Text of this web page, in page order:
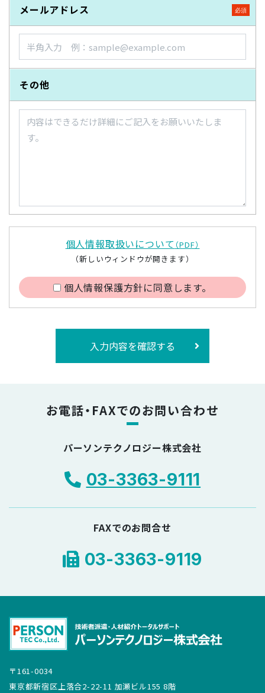
メールアドレス
その他
個人情報取扱いについて （PDF）
（新しいウィンドウが開きます）
個人情報保護方針に同意します。
入力内容を確認する
お電話・FAXでのお問い合わせ
パーソンテクノロジー株式会社
03-3363-9111
FAXでのお問合せ
03-3363-9119
〒161-0034
東京都新宿区上落合2-22-11 加瀬ビル155 8階